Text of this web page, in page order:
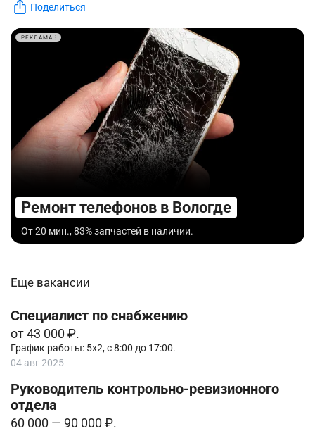
Поделиться
РЕКЛАМА
Ремонт телефонов в Вологде
От 20 мин., 83% запчастей в наличии.
Еще вакансии
Специалист по снабжению
от 43 000 ₽.
График работы: 5х2, с 8:00 до 17:00.
04 авг 2025
Руководитель контрольно-ревизионного
отдела
60 000 — 90 000 ₽.